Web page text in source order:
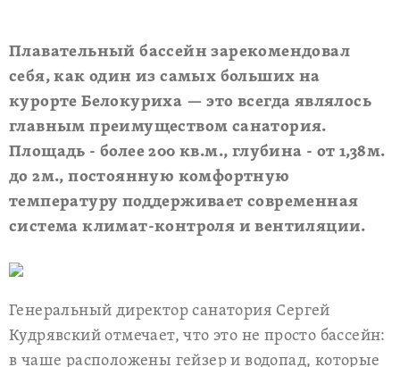
Плавательный бассейн зарекомендовал
себя, как один из самых больших на
курорте Белокуриха — это всегда являлось
главным преимуществом санатория.
Площадь - более 200 кв.м., глубина - от 1,38м.
до 2м., постоянную комфортную
температуру поддерживает современная
система климат-контроля и вентиляции.
Генеральный директор санатория Сергей
Кудрявский отмечает, что это не просто бассейн:
в чаше расположены гейзер и водопад, которые